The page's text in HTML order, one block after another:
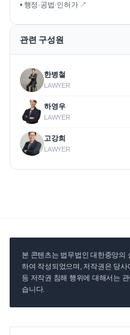
• 행정·공법·인허가 ↗
관련 구성원
한병철
LAWYER
하영우
LAWYER
고강희
LAWYER
본 콘텐츠는 법무법인 대한중앙의
하여 작성되었으며, 저작권은 당
등 저작권 침해 행위에 대해서는
습니다.